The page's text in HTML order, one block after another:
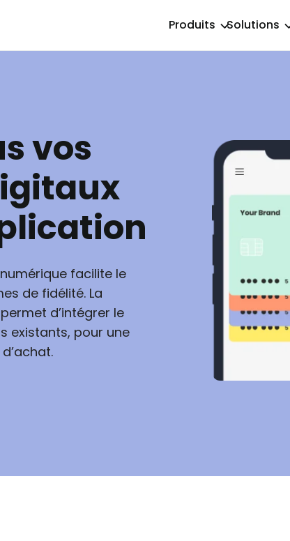
Produits Solutions
vos
facilite le
de fidélité. La
d’intégrer le
existants, pour une